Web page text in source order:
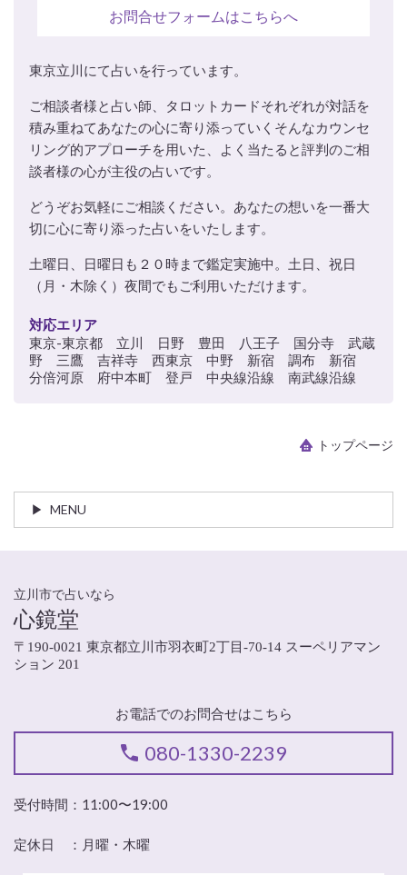
お問合せフォームはこちらへ
東京立川にて占いを行っています。
ご相談者様と占い師、タロットカードそれぞれが対話を
積み重ねてあなたの心に寄り添っていくそんなカウンセ
リング的アプローチを用いた、よく当たると評判のご相
談者様の心が主役の占いです。
どうぞお気軽にご相談ください。あなたの想いを一番大
切に心に寄り添った占いをいたします。
土曜日、日曜日も２０時まで鑑定実施中。土日、祝日
（月・木除く）夜間でもご利用いただけます。
対応エリア
東京-東京都 立川 日野 豊田 八王子 国分寺 武蔵
野 三鷹 吉祥寺 西東京 中野 新宿 調布 新宿
分倍河原 府中本町 登戸 中央線沿線 南武線沿線
トップページ
MENU
立川市で占いなら
心鏡堂
〒190-0021 東京都立川市羽衣町2丁目-70-14 スーペリアマン
ション 201
お電話でのお問合せはこちら
080-1330-2239
受付時間：11:00〜19:00
定休日 ：月曜・木曜